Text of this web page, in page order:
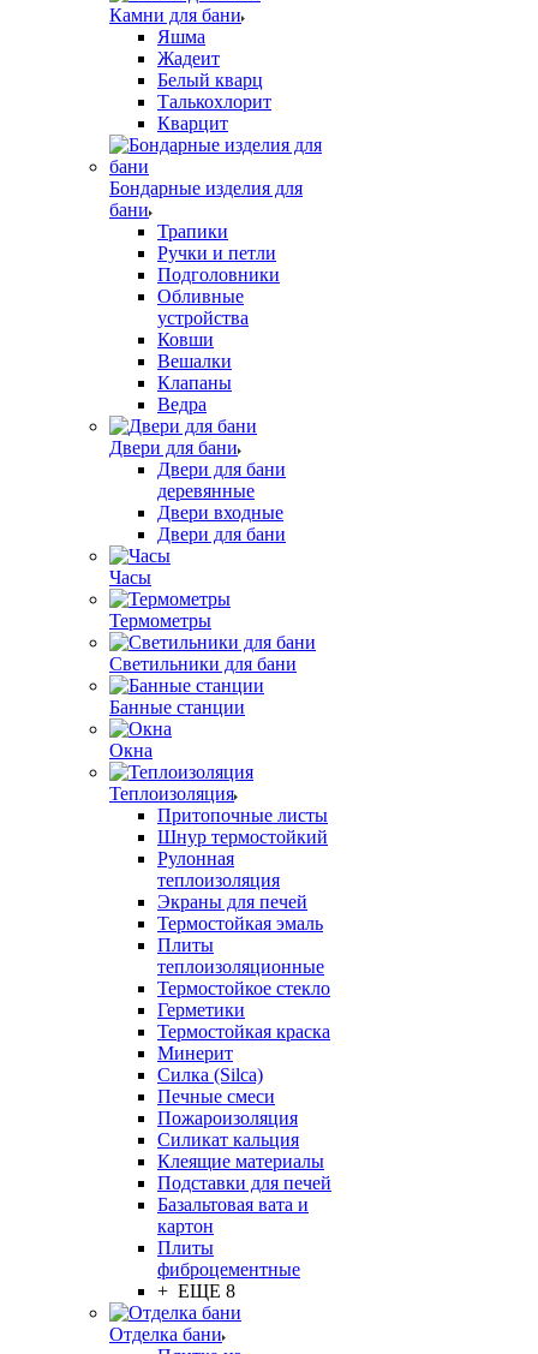
Камни для бани
Яшма
Жадеит
Белый кварц
Талькохлорит
Кварцит
Бондарные изделия для
бани
Трапики
Ручки и петли
Подголовники
Обливные
устройства
Ковши
Вешалки
Клапаны
Ведра
Двери для бани
Двери для бани
деревянные
Двери входные
Двери для бани
Часы
Термометры
Светильники для бани
Банные станции
Окна
Теплоизоляция
Притопочные листы
Шнур термостойкий
Рулонная
теплоизоляция
Экраны для печей
Термостойкая эмаль
Плиты
теплоизоляционные
Термостойкое стекло
Герметики
Термостойкая краска
Минерит
Силка (Silca)
Печные смеси
Пожароизоляция
Силикат кальция
Клеящие материалы
Подставки для печей
Базальтовая вата и
картон
Плиты
фиброцементные
+ ЕЩЕ 8
Отделка бани